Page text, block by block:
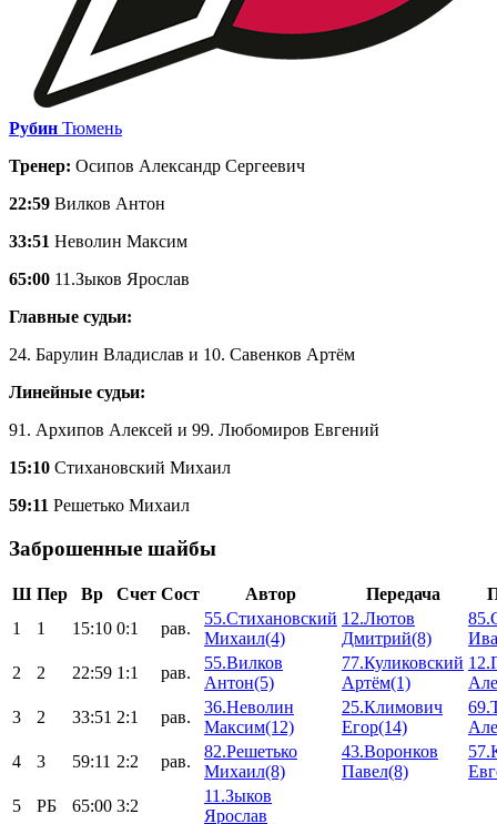
Рубин Тюмень
Тренер: Осипов Александр Сергеевич
22:59 Вилков Антон
33:51 Неволин Максим
65:00 11.Зыков Ярослав
Главные судьи:
24. Барулин Владислав и 10. Савенков Артём
Линейные судьи:
91. Архипов Алексей и 99. Любомиров Евгений
15:10 Стихановский Михаил
59:11 Решетько Михаил
Заброшенные шайбы
Ш Пер Вр Счет Сост Автор Передача
1
1 15:10 0:1 рав.
55.Стихановский
Михаил(4)
12.Лютов
Дмитрий(8)
2
2 22:59 1:1 рав.
55.Вилков
Антон(5)
77.Куликовский
Артём(1)
3
2 33:51 2:1 рав.
36.Неволин
Максим(12)
25.Климович
Егор(14)
4
3 59:11 2:2 рав.
82.Решетько
Михаил(8)
43.Воронков
Павел(8)
5
РБ 65:00 3:2
11.Зыков
Ярослав